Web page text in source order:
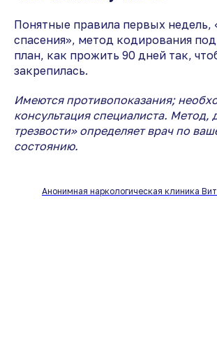
Понятные правила первых недель,
спасения», метод кодирования
план, как прожить 90 дней так,
закрепилась.
Имеются противопоказания;
консультация специалиста. Метод,
трезвости» определяет врач по
состоянию.
Анонимная наркологическая клиника